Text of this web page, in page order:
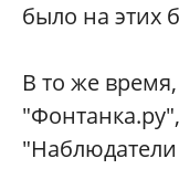
было на этих
В то же
"Наблюдатели